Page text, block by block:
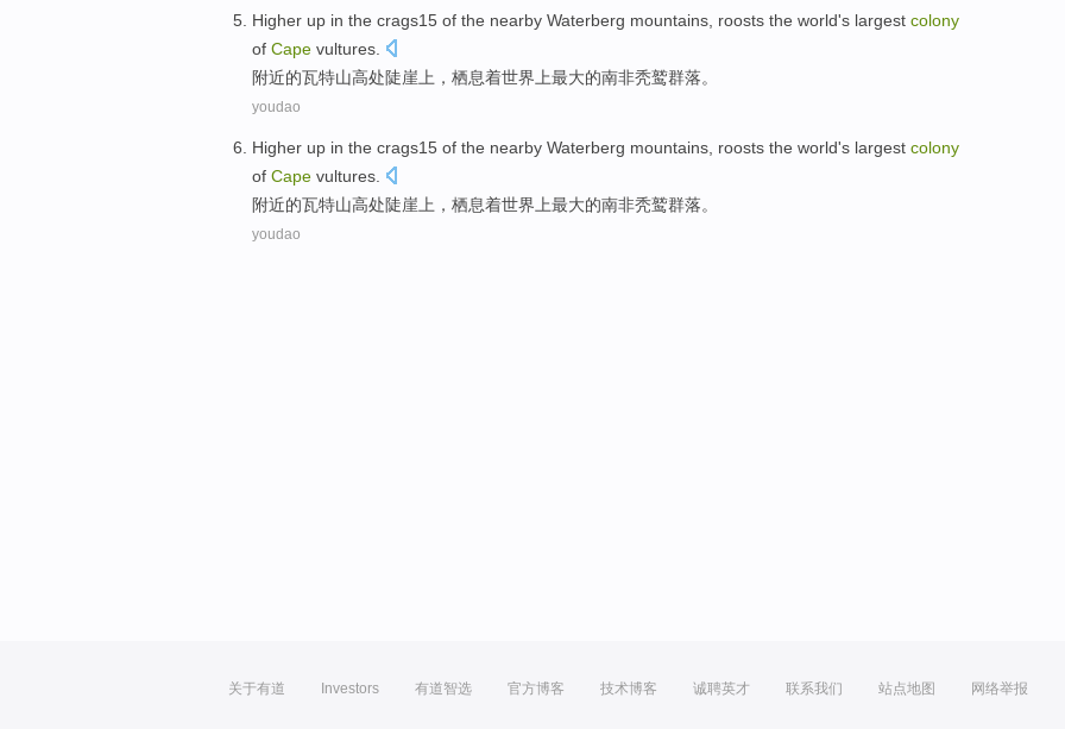
Higher up in the crags15 of the nearby Waterberg mountains roosts the world's largest colony
of Cape vultures
附近的瓦特山高处陡崖 上， 栖息着世界上最大的南非秃鹫群落。
youdao
Higher up in the crags15 of the nearby Waterberg mountains roosts the world's largest colony
of Cape vultures
附近的瓦特山高处陡崖 上， 栖息着世界上最大的南非秃鹫群落。
youdao
关于有道 Investors 有道智选 官方博客 技术博客 诚聘英才 联系我们 站点地图 网络举报